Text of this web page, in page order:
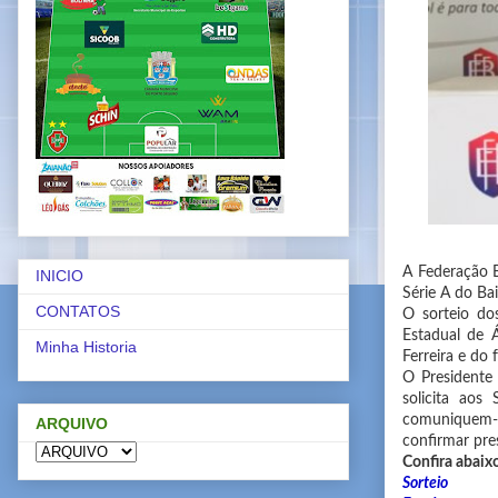
A Federação
Série A do
O sorteio
Estadual de
Ferreira e do
O
solicita aos
confirmar
Confira
Sorteio
INICIO
CONTATOS
Minha Historia
ARQUIVO